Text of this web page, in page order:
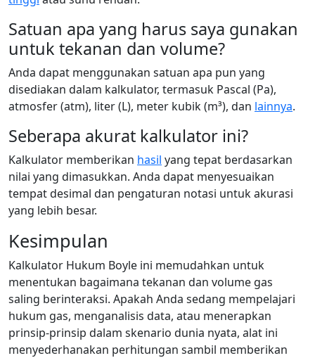
Satuan apa yang harus saya gunakan
untuk tekanan dan volume?
Anda dapat menggunakan satuan apa pun yang
disediakan dalam kalkulator, termasuk Pascal (Pa),
atmosfer (atm), liter (L), meter kubik (m³), dan lainnya.
Seberapa akurat kalkulator ini?
Kalkulator memberikan hasil yang tepat berdasarkan
nilai yang dimasukkan. Anda dapat menyesuaikan
tempat desimal dan pengaturan notasi untuk akurasi
yang lebih besar.
Kesimpulan
Kalkulator Hukum Boyle ini memudahkan untuk
menentukan bagaimana tekanan dan volume gas
saling berinteraksi. Apakah Anda sedang mempelajari
hukum gas, menganalisis data, atau menerapkan
prinsip-prinsip dalam skenario dunia nyata, alat ini
menyederhanakan perhitungan sambil memberikan